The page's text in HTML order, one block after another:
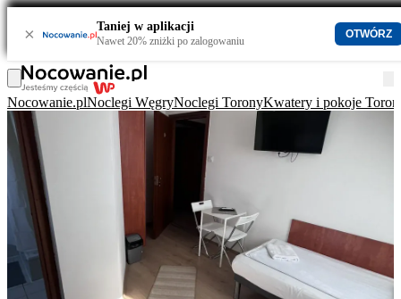
× Taniej w aplikacji
Nawet 20% zniżki po zalogowaniu
OTWÓRZ
Nocowanie.plNoclegi WęgryNoclegi ToronyKwatery i pokoje